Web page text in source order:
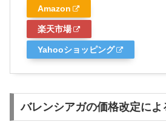
Amazon
楽天市場
Yahooショッピング
バレンシアガの価格改定によ